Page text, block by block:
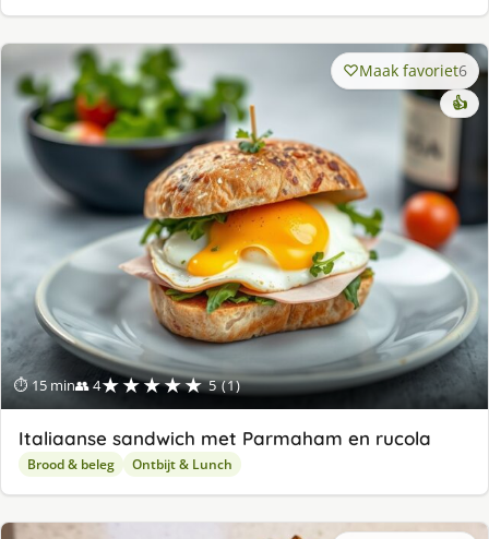
⏱ 15 min👥 4★★★★★ 5 (1)
Maak favoriet6
👍
Italiaanse sandwich met Parmaham en rucola
Brood & beleg Ontbijt & Lunch